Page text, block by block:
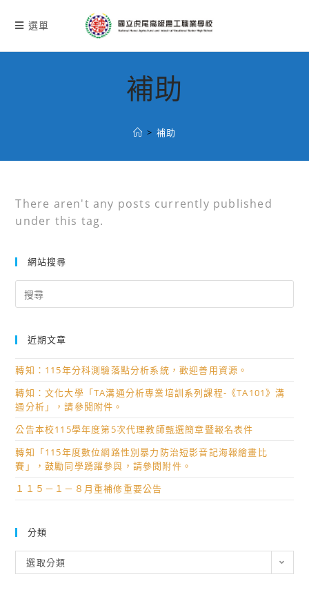
選單
補助
> 補助
There aren't any posts currently published
under this tag.
網站搜尋
for:
近期文章
轉知：115年分科測驗落點分析系統，歡迎善用資源。
轉知：文化大學「TA溝通分析專業培訓系列課程-《TA101》溝
通分析」，請參閱附件。
公告本校115學年度第5次代理教師甄選簡章暨報名表件
轉知「115年度數位網路性別暴力防治短影音記海報繪畫比
賽」，鼓勵同學踴躍參與，請參閱附件。
１１５－１－８月重補修重要公告
分類
類
選取分類